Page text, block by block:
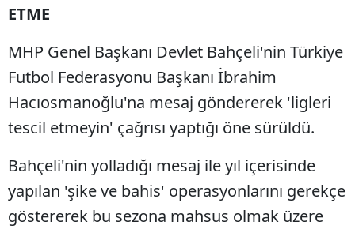
ETME
MHP Genel Başkanı Devlet Bahçeli'nin Türkiye
Futbol Federasyonu Başkanı İbrahim
Hacıosmanoğlu'na mesaj göndererek 'ligleri
tescil etmeyin' çağrısı yaptığı öne sürüldü.
Bahçeli'nin yolladığı mesaj ile yıl içerisinde
yapılan 'şike ve bahis' operasyonlarını gerekçe
göstererek bu sezona mahsus olmak üzere